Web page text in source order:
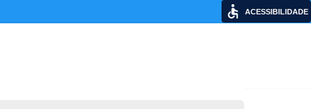
ACESSIBILIDADE